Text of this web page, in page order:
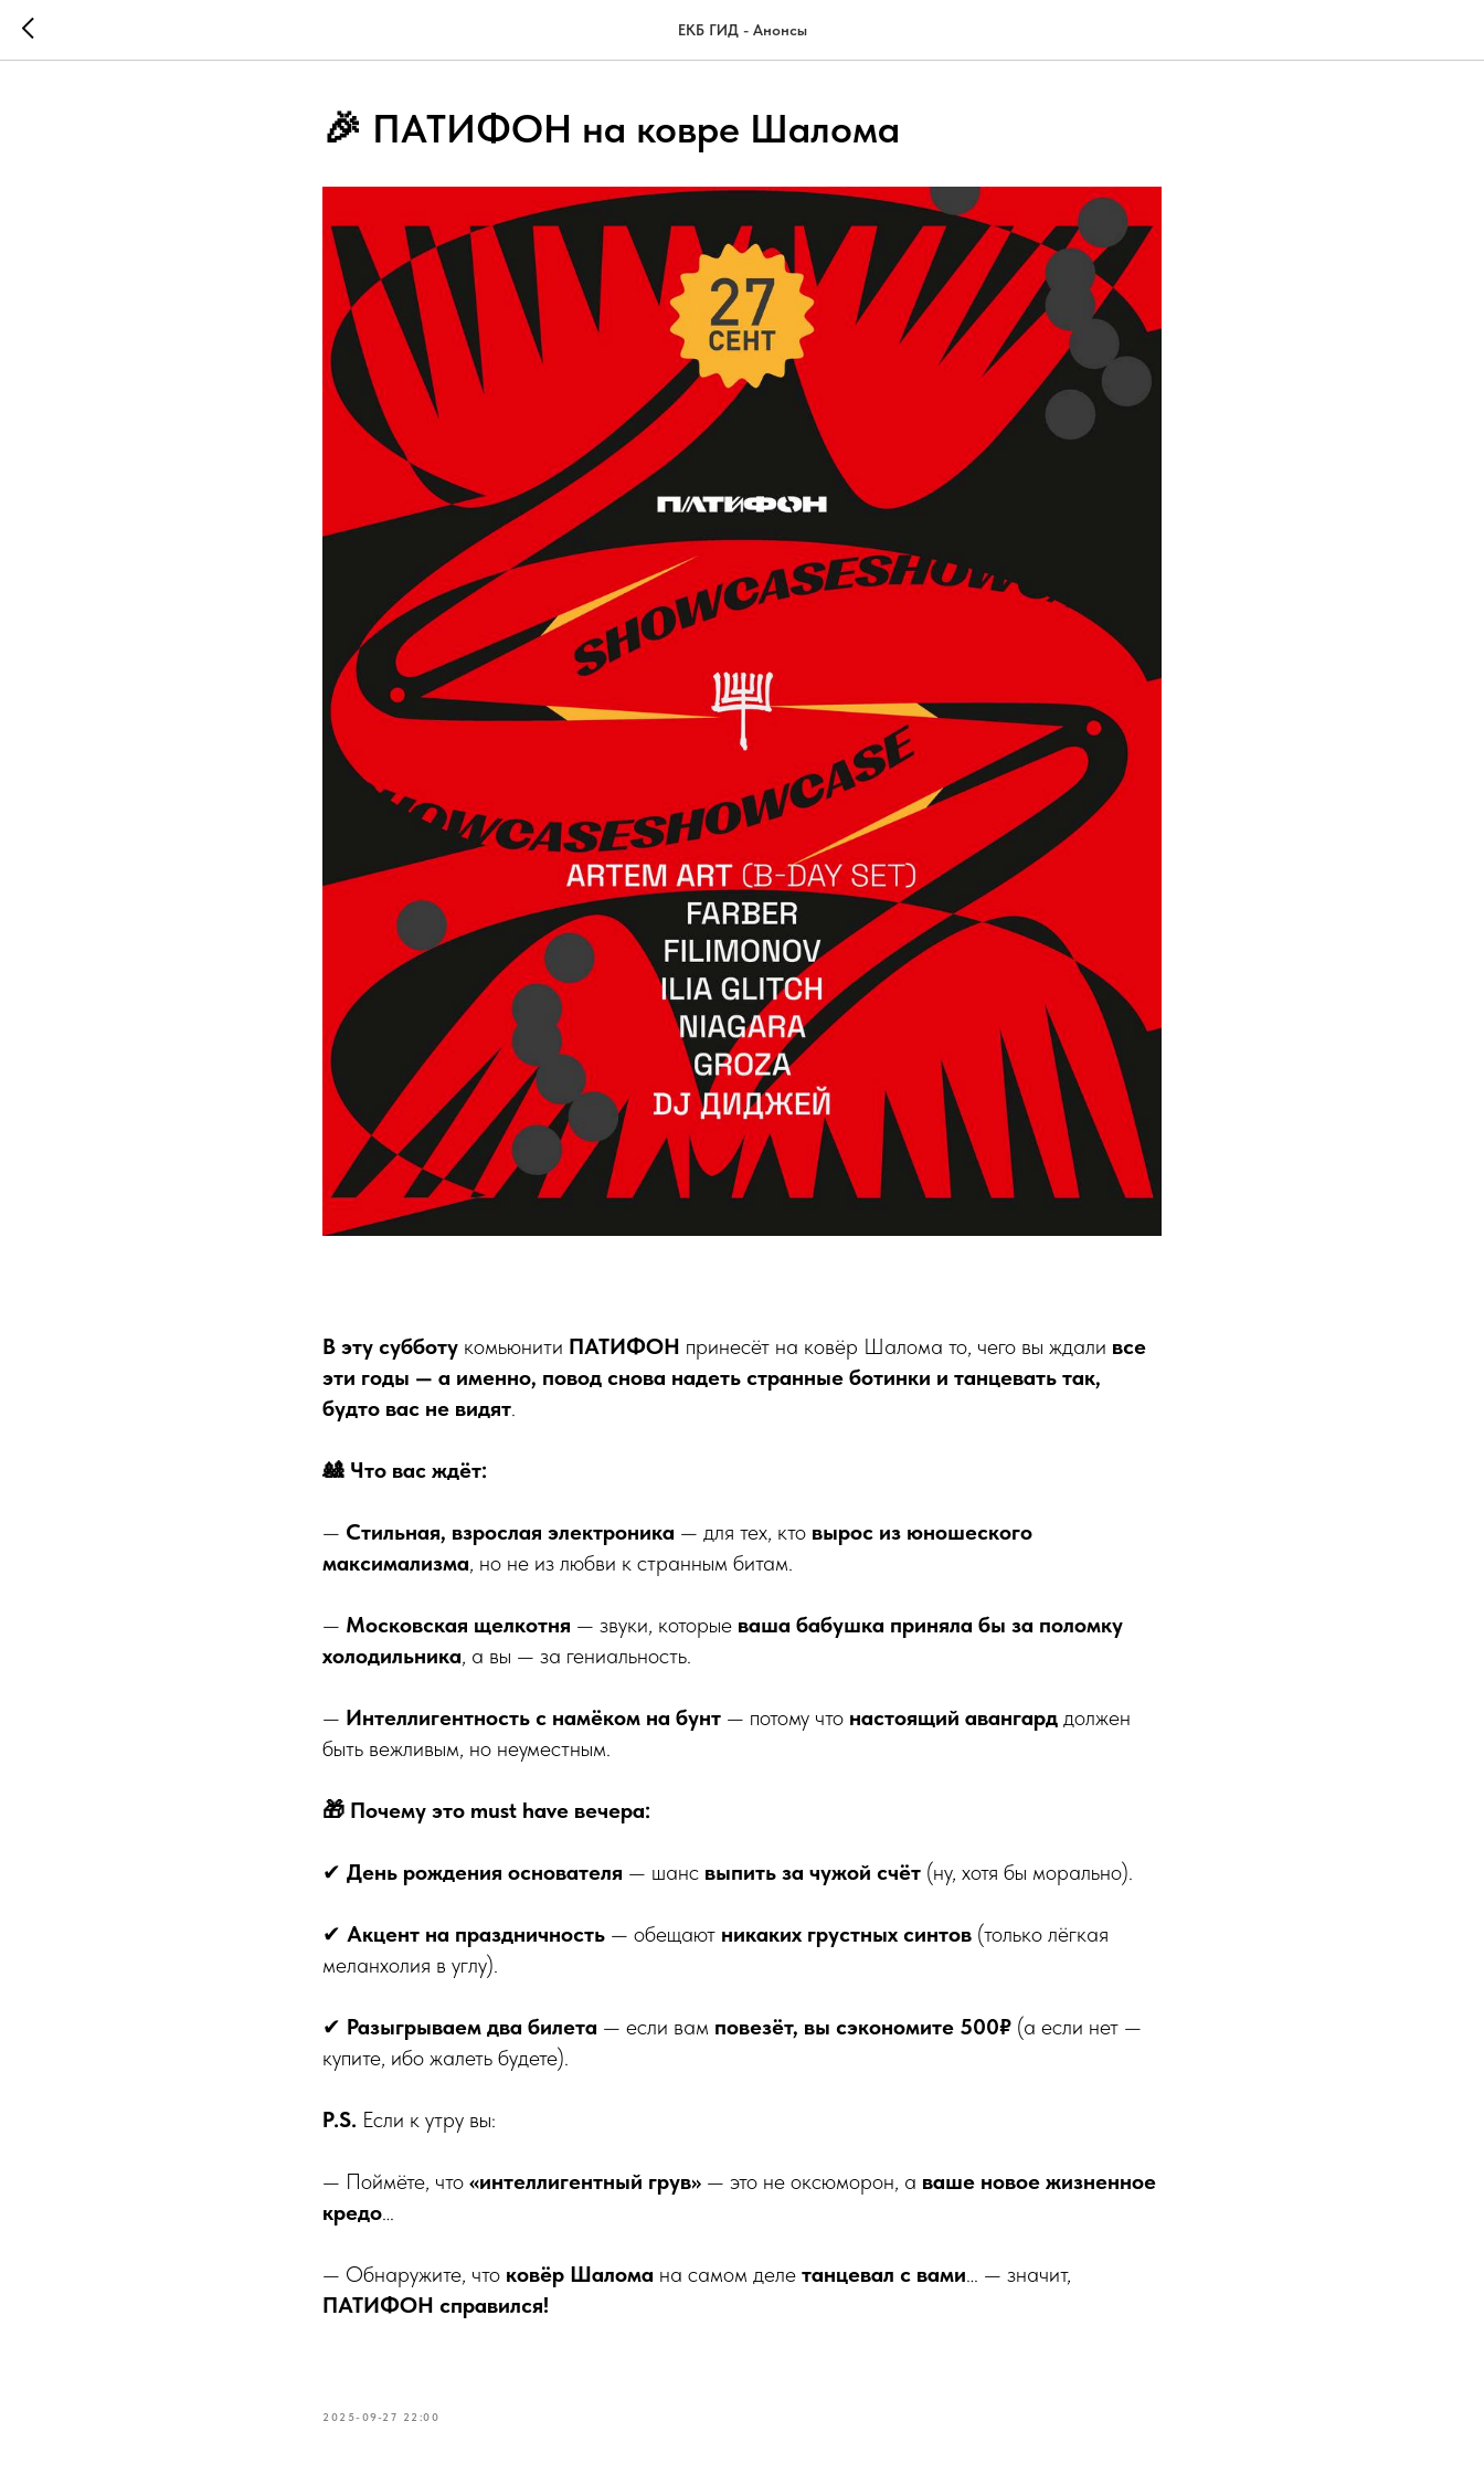
ЕКБ ГИД - Анонсы
🎉 ПАТИФОН на ковре Шалома
В эту субботу комьюнити ПАТИФОН принесёт на ковёр Шалома то, чего вы ждали все
эти годы — а именно, повод снова надеть странные ботинки и танцевать так,
будто вас не видят.
🎎 Что вас ждёт:
— Стильная, взрослая электроника — для тех, кто вырос из юношеского
максимализма, но не из любви к странным битам.
— Московская щелкотня — звуки, которые ваша бабушка приняла бы за поломку
холодильника, а вы — за гениальность.
— Интеллигентность с намёком на бунт — потому что настоящий авангард должен
быть вежливым, но неуместным.
🎁 Почему это must have вечера:
✔ День рождения основателя — шанс выпить за чужой счёт (ну, хотя бы морально).
✔ Акцент на праздничность — обещают никаких грустных синтов (только лёгкая
меланхолия в углу).
✔ Разыгрываем два билета — если вам повезёт, вы сэкономите 500₽ (а если нет —
купите, ибо жалеть будете).
P.S. Если к утру вы:
— Поймёте, что «интеллигентный грув» — это не оксюморон, а ваше новое жизненное
кредо…
— Обнаружите, что ковёр Шалома на самом деле танцевал с вами… — значит,
ПАТИФОН справился!
2025-09-27 22:00